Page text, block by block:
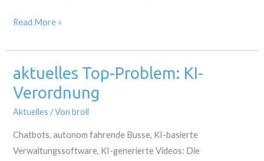
Read More »
aktuelles Top-Problem: KI-
Verordnung
Aktuelles / Vonbroll
Chatbots, autonom fahrende Busse, KI-basierte
Verwaltungssoftware, KI-generierte Videos: Die
aktuelles
Top-
Verordnung